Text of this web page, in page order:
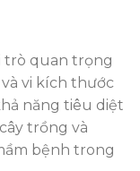
trò quan trọng
vi kích thước
năng tiêu diệt
trồng và
bệnh trong